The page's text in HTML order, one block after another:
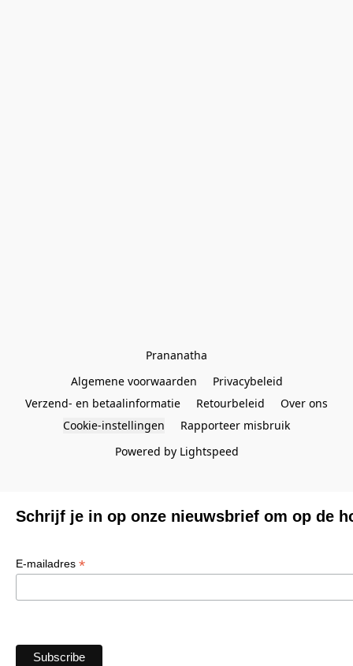
Prananatha
Algemene voorwaarden
Privacybeleid
Verzend- en betaalinformatie
Retourbeleid
Over ons
Cookie-instellingen
Rapporteer misbruik
Powered by Lightspeed
Schrijf je in op onze nieuwsbrief om op de
E-mailadres *